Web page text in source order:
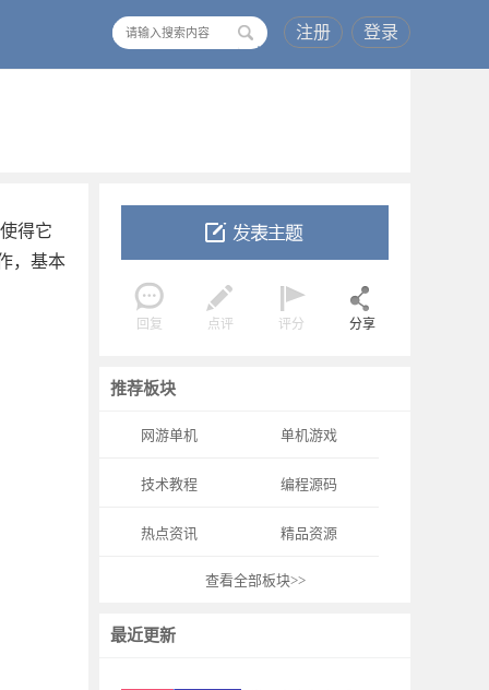
注册 登录
回复 点评 评分 分享
推荐板块
网游单机 单机游戏
技术教程 编程源码
热点资讯 精品资源
查看全部板块>>
最近更新
得它
，基本